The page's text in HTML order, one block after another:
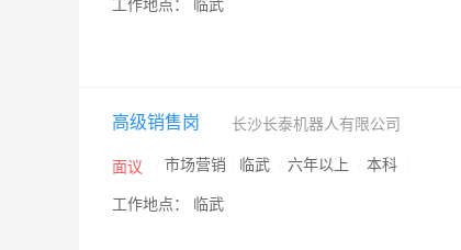
工作地点： 临武
高级销售岗 长沙长泰机器人有限公司
面议 市场营销 临武 六年以上 本科
工作地点： 临武